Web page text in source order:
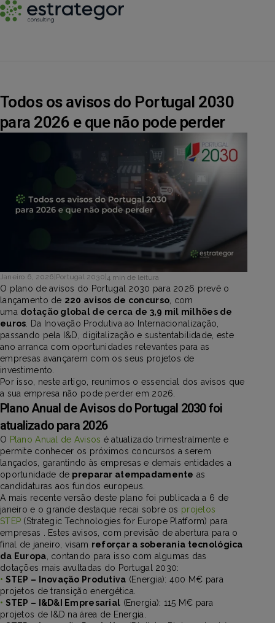
Todos os avisos do Portugal 2030
para 2026 e que não pode perder
Janeiro 6, 2026 Portugal 2030 4 min de leitura
O plano de avisos do Portugal 2030 para 2026 prevê o
lançamento de 220 avisos de concurso , com
uma dotação global de cerca de 3,9 mil milhões de
euros . Da Inovação Produtiva ao Internacionalização,
passando pela I&D, digitalização e sustentabilidade, este
ano arranca com oportunidades relevantes para as
empresas avançarem com os seus projetos de
investimento.
Por isso, neste artigo, reunimos o essencial dos avisos que
a sua empresa não pode perder em 2026.
Plano Anual de Avisos do Portugal 2030 foi
atualizado para 2026
O Plano Anual de Avisos é atualizado trimestralmente e
permite conhecer os próximos concursos a serem
lançados, garantindo às empresas e demais entidades a
oportunidade de preparar atempadamente as
candidaturas aos fundos europeus.
A mais recente versão deste plano foi publicada a 6 de
janeiro e o grande destaque recai sobre os projetos
STEP (Strategic Technologies for Europe Platform) para
empresas . Estes avisos, com previsão de abertura para o
final de janeiro, visam reforçar a soberania tecnológica
da Europa , contando para isso com algumas das
dotações mais avultadas do Portugal 2030:
• STEP – Inovação Produtiva (Energia): 400 M€ para
projetos de transição energética.
• STEP – I&D&I Empresarial (Energia): 115 M€ para
projetos de I&D na área de Energia.